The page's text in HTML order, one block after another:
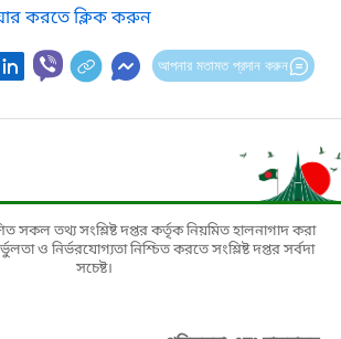
করতে ক্লিক করুন
আপনার মতামত প্রদান করুন
সকল তথ্য সংশ্লিষ্ট দপ্তর কর্তৃক নিয়মিত হালনাগাদ করা
ও নির্ভরযোগ্যতা নিশ্চিত করতে সংশ্লিষ্ট দপ্তর সর্বদা
সচেষ্ট।